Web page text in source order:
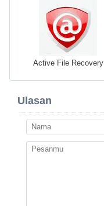
Active File Recovery
Ulasan